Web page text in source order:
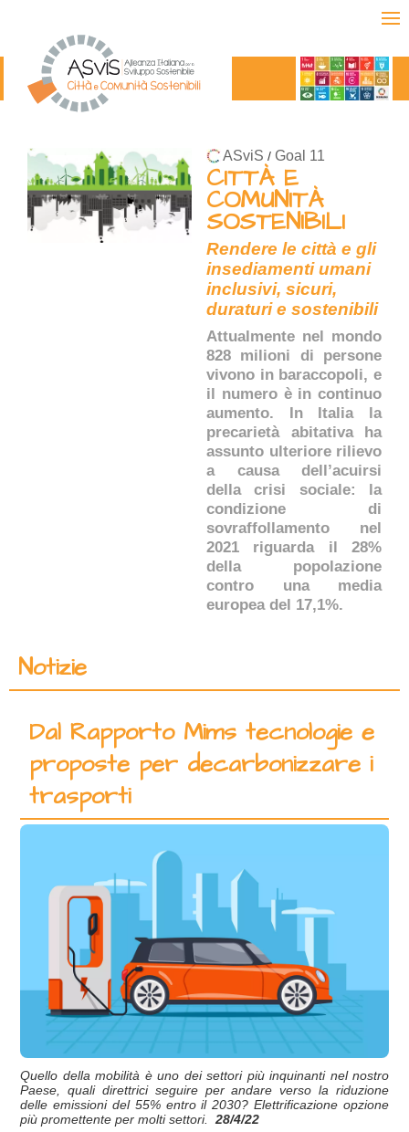
ASviS / Goal 11
CITTÀ E
COMUNITÀ
SOSTENIBILI
Rendere le città e gli
insediamenti umani
inclusivi, sicuri,
duraturi e sostenibili
Attualmente nel mondo
828 milioni di persone
vivono in baraccopoli, e
il numero è in continuo
aumento. In Italia la
precarietà abitativa ha
assunto ulteriore rilievo
a causa dell’acuirsi
della crisi sociale: la
condizione di
sovraffollamento nel
2021 riguarda il 28%
della popolazione
contro una media
europea del 17,1%.
Notizie
Dal Rapporto Mims tecnologie e
proposte per decarbonizzare i
trasporti
Quello della mobilità è uno dei settori più inquinanti nel nostro
Paese, quali direttrici seguire per andare verso la riduzione
delle emissioni del 55% entro il 2030? Elettrificazione opzione
più promettente per molti settori. 28/4/22